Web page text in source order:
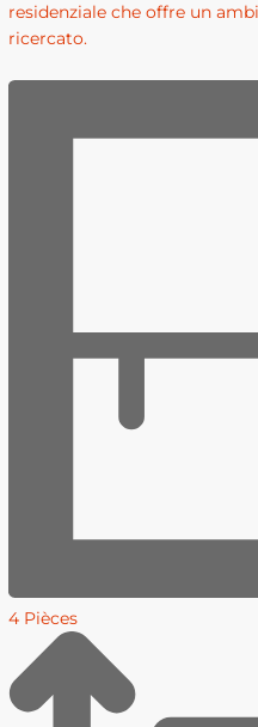
residenziale che offre un
ricercato.
4 Pièces